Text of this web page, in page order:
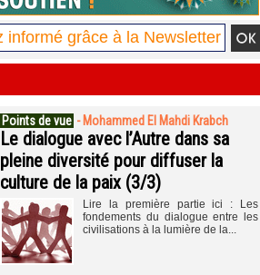
Points de vue - Mohammed El Mahdi Krabch
Le dialogue avec l’Autre dans sa
pleine diversité pour diffuser la
culture de la paix (3/3)
Lire la première partie ici : Les
fondements du dialogue entre les
civilisations à la lumière de la...